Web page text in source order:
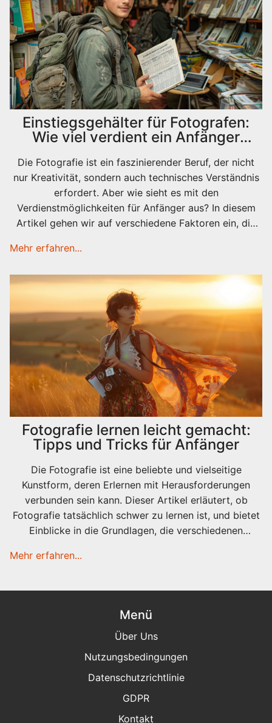
erleichtern. Ziel ist es, die Freude am Fotografieren zu
entdecken und stetig neue Fähigkeiten zu entwickeln.
Einstiegsgehälter für Fotografen:
Wie viel verdient ein Anfänger
Die Fotografie ist ein faszinierender Beruf, der nicht
nur Kreativität, sondern auch technisches Verständnis
erfordert. Aber wie sieht es mit den
Verdienstmöglichkeiten für Anfänger aus? In diesem
Artikel gehen wir auf verschiedene Faktoren ein, die
Spezialisierung, Standort und Auftragslage. Mit
unterstützt dieser Artikel angehende Fotografen dabei,
eine erfolgreiche Karriere zu starten.
Mehr erfahren...
Fotografie lernen leicht gemacht:
Tipps und Tricks für Anfänger
Die Fotografie ist eine beliebte und vielseitige
Kunstform, deren Erlernen mit Herausforderungen
verbunden sein kann. Dieser Artikel erläutert, ob
Fotografie tatsächlich schwer zu lernen ist, und bietet
Einblicke in die Grundlagen, die verschiedenen
gibt er hilfreiche Tipps für Anfänger, die in die Welt der
Mehr erfahren...
Menü
Über Uns
Nutzungsbedingungen
Datenschutzrichtlinie
GDPR
Kontakt